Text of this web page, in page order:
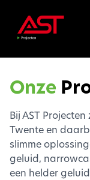
Onze
Bij AST
Twente en
slimme
geluid,
een helder